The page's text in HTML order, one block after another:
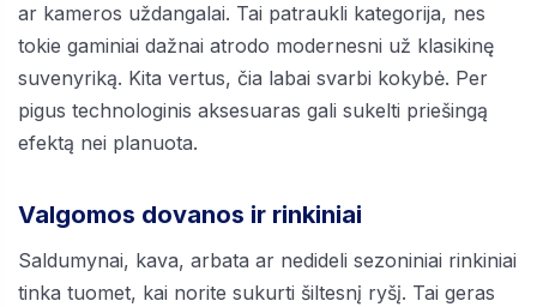
ar kameros uždangalai. Tai patraukli kategorija, nes
tokie gaminiai dažnai atrodo modernesni už klasikinę
suvenyriką. Kita vertus, čia labai svarbi kokybė. Per
pigus technologinis aksesuaras gali sukelti priešingą
efektą nei planuota.
Valgomos dovanos ir rinkiniai
Saldumynai, kava, arbata ar nedideli sezoniniai rinkiniai
tinka tuomet, kai norite sukurti šiltesnį ryšį. Tai geras